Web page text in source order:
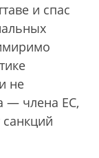
и спас
не
— члена ЕС,